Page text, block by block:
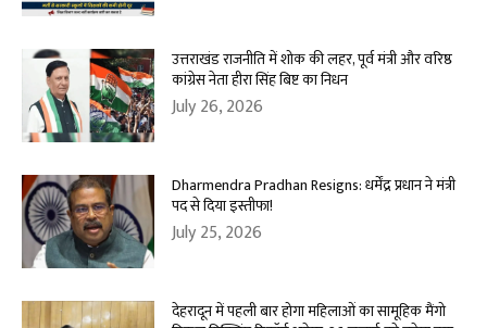
उत्तराखंड राजनीति में शोक की लहर, पूर्व मंत्री और वरिष्ठ
कांग्रेस नेता हीरा सिंह बिष्ट का निधन
July 26, 2026
Dharmendra Pradhan Resigns: धर्मेंद्र प्रधान ने मंत्री
पद से दिया इस्तीफा!
July 25, 2026
देहरादून में पहली बार होगा महिलाओं का सामूहिक मैंगो